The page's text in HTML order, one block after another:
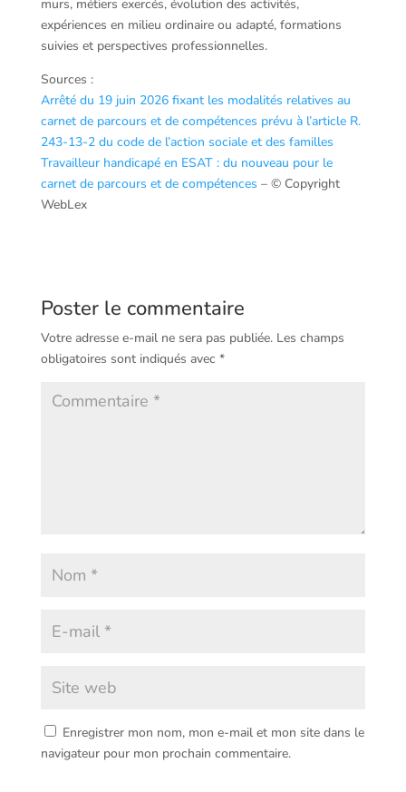
murs, métiers exercés, évolution des activités,
expériences en milieu ordinaire ou adapté, formations
suivies et perspectives professionnelles.
Sources :
Arrêté du 19 juin 2026 fixant les modalités relatives au
carnet de parcours et de compétences prévu à l’article R.
243-13-2 du code de l’action sociale et des familles
Travailleur handicapé en ESAT : du nouveau pour le
carnet de parcours et de compétences – © Copyright
WebLex
Poster le commentaire
Votre adresse e-mail ne sera pas publiée. Les champs
obligatoires sont indiqués avec *
Enregistrer mon nom, mon e-mail et mon site dans le
navigateur pour mon prochain commentaire.